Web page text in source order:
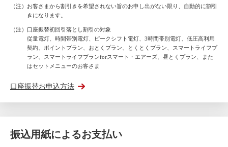
（注）お客さまから割引きを希望されない旨のお申し出がない限り、自動的に割引
きになります。
（注）口座振替初回引落とし割引の対象
従量電灯、時間帯別電灯、ピークシフト電灯、3時間帯別電灯、低圧高利用
契約、ポイントプラン、おとくプラン、とくとくプラン、スマートライフプ
ラン、スマートライフプランforスマート・エアーズ、昼とくプラン、また
はセットメニューのお客さま
口座振替お申込方法
振込用紙によるお支払い